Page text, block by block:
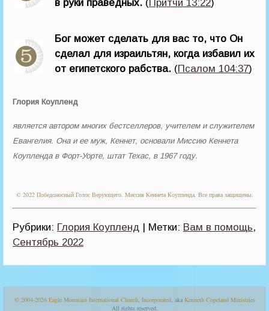
в руки праведных. (Притчи 13:22)
Бог может сделать для вас то, что Он
сделал для израильтян, когда избавил их
от египетского рабства. (Псалом 104:37)
Глория Коупленд
является автором многих бестселлеров, учителем и служителем
Евангелия. Она и ее муж, Кеннет, основали Миссию Кеннета
Коупленда в Форт-Уорте, штат Техас, в 1967 году.
© 2022 Победоносный Голос Верующего. Миссия Кеннета Коупленда. Все права защищены.
Рубрики: Глория Коупленд | Метки: Вам в помощь,
Сентябрь 2022
© 2004-2026 Eagle Mountain International Church, Incorporated, aka Kenneth Copeland Ministries
All rights reserved.